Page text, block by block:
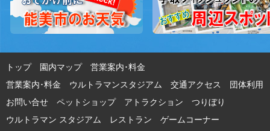
トップ 園内マップ
営業案内･料金
営業案内･料金 ウルトラマンスタジアム
交通アクセス
団体利用
お問い合せ
ペットショップ アトラクション
つりぼり
ウルトラマン スタジアム
レストラン
ゲームコーナー